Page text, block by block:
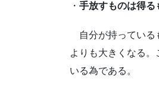
・ 手放すものは得る
自分が持っている
よりも大きくなる。
いる為である。